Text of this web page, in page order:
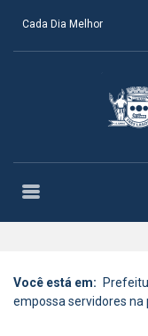
Cada Dia Melhor
Você está em:
empossa servidores